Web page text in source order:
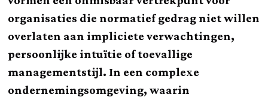
organisaties die normatief gedrag niet willen
overlaten aan impliciete verwachtingen,
persoonlijke intuïtie of toevallige
managementstijl. In een complexe
ondernemingsomgeving, waarin